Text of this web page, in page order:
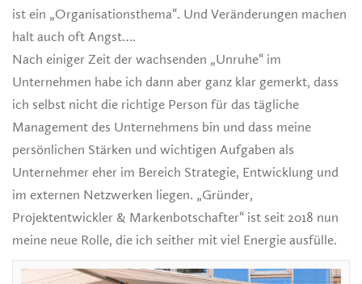
ist ein „Organisationsthema“. Und Veränderungen machen
halt auch oft Angst….
Nach einiger Zeit der wachsenden „Unruhe“ im
Unternehmen habe ich dann aber ganz klar gemerkt, dass
ich selbst nicht die richtige Person für das tägliche
Management des Unternehmens bin und dass meine
persönlichen Stärken und wichtigen Aufgaben als
Unternehmer eher im Bereich Strategie, Entwicklung und
im externen Netzwerken liegen. „Gründer,
Projektentwickler & Markenbotschafter“ ist seit 2018 nun
meine neue Rolle, die ich seither mit viel Energie ausfülle.